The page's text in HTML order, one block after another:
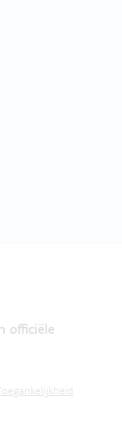
officiële